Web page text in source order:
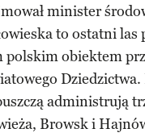
minister
to ostatni
polskim obiektem
administrują
Browsk i